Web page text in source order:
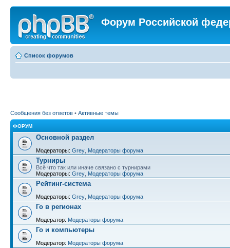
Форум Российской
Список форумов
Сообщения без ответов • Активные темы
ФОРУМ
Основной раздел
Модераторы: Grey Модераторы форума
Турниры
Всё что так или иначе связано с турнирами
Модераторы: Grey Модераторы форума
Рейтинг-система
Модераторы: Grey Модераторы форума
Го в регионах
Модератор: Модераторы форума
Го и компьютеры
Модератор: Модераторы форума